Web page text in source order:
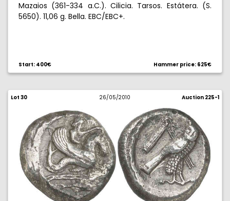
Mazaios (361-334 a.C.). Cilicia. Tarsos. Estátera. (S.
5650). 11,06 g. Bella. EBC/EBC+.
Start: 400€ Hammer price: 625€
Lot 30 26/05/2010 Auction 225-1